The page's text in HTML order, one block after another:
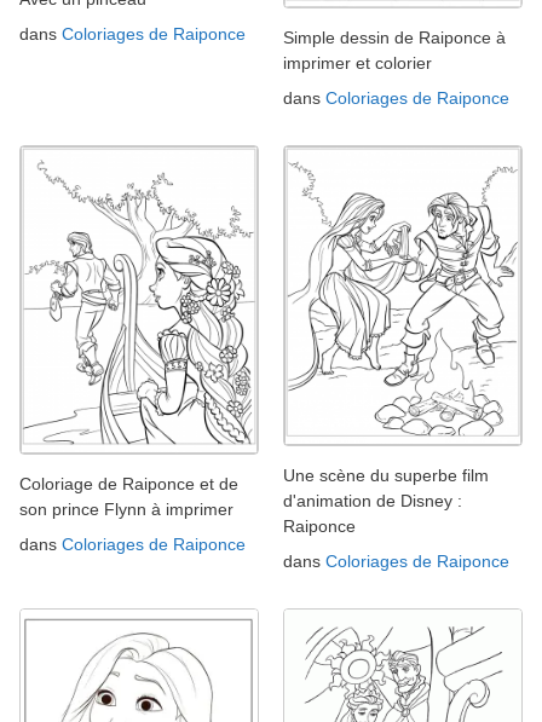
dans Coloriages de Raiponce
Simple dessin de Raiponce à
imprimer et colorier
dans Coloriages de Raiponce
Coloriage de Raiponce et de
son prince Flynn à imprimer
dans Coloriages de Raiponce
Une scène du superbe film
d'animation de Disney :
Raiponce
dans Coloriages de Raiponce